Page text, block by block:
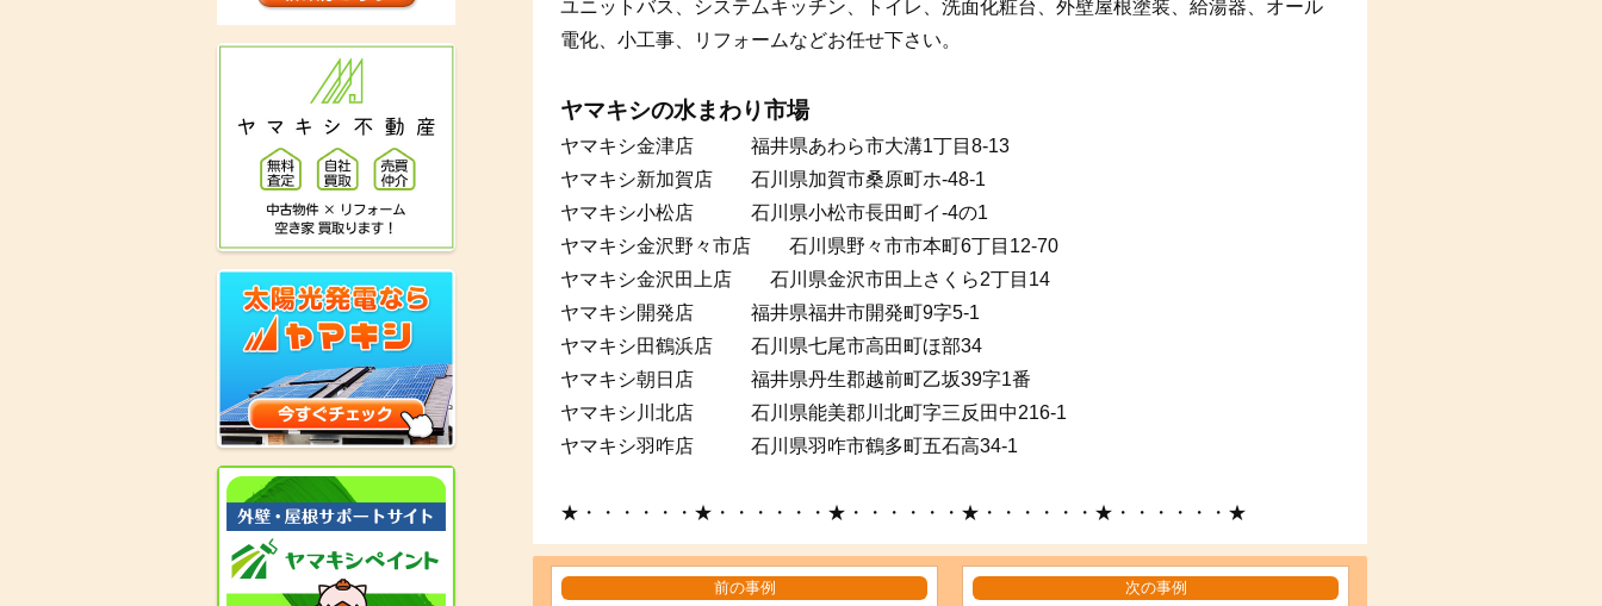
ユニットバス、システムキッチン、トイレ、洗面化粧台、外壁屋根塗装、給湯器、オール
電化、小工事、リフォームなどお任せ下さい。
ヤマキシの水まわり市場
ヤマキシ金津店 福井県あわら市大溝1丁目8-13
ヤマキシ新加賀店 石川県加賀市桑原町ホ-48-1
ヤマキシ小松店 石川県小松市長田町イ-4の1
ヤマキシ金沢野々市店 石川県野々市市本町6丁目12-70
ヤマキシ金沢田上店 石川県金沢市田上さくら2丁目14
ヤマキシ開発店 福井県福井市開発町9字5-1
ヤマキシ田鶴浜店 石川県七尾市高田町ほ部34
ヤマキシ朝日店 福井県丹生郡越前町乙坂39字1番
ヤマキシ川北店 石川県能美郡川北町字三反田中216-1
ヤマキシ羽咋店 石川県羽咋市鶴多町五石高34-1
★・・・・・・★・・・・・・★・・・・・・★・・・・・・★・・・・・・★
前の事例
次の事例